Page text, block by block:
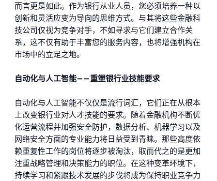
而言更是如此。作为银行从业人员，您必须培养一种以
创新和灵活应变为导向的思维方式。与其将这些金融科
技公司仅视为竞争对手，不如寻求与它们建立合作关
系，这不仅有助于丰富您的服务内容，也将增强机构在
市场中的立足之地。
自动化与人工智能——重塑银行业技能要求
自动化与人工智能不仅仅是流行词汇，它们正在从根本
上改变银行业对人才技能的要求。随着金融机构不断优
化运营流程并加强安全防护，数据分析、机器学习以及
网络安全方面的专业能力将日益受到青睐。那些高度依
赖重复性工作的岗位将逐步被淘汰，取而代之的是更加
注重战略管理和决策能力的职位。在这种变革环境下，
持续学习和紧跟技术发展的步伐将成为保持职业竞争力